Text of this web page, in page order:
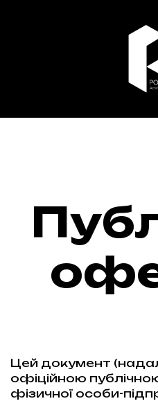
Цей документ
офіційною
фізичної особи-